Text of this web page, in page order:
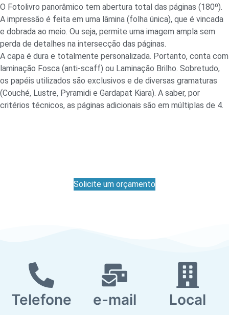
O Fotolivro panorâmico tem abertura total das páginas (180º).
A impressão é feita em uma lâmina (folha única), que é vincada
e dobrada ao meio. Ou seja, permite uma imagem ampla sem
perda de detalhes na intersecção das páginas.
A capa é dura e totalmente personalizada. Portanto, conta com
laminação Fosca (anti-scaff) ou Laminação Brilho. Sobretudo,
os papéis utilizados são exclusivos e de diversas gramaturas
(Couché, Lustre, Pyramidi e Gardapat Kiara). A saber, por
critérios técnicos, as páginas adicionais são em múltiplas de 4.
Solicite um orçamento
Telefone e-mail Local